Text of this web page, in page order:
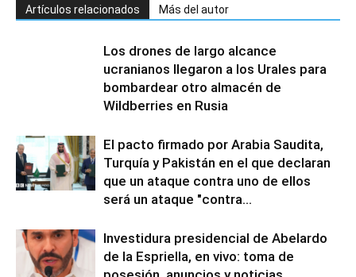
Artículos relacionados Más del autor
Los drones de largo alcance
ucranianos llegaron a los Urales para
bombardear otro almacén de
Wildberries en Rusia
El pacto firmado por Arabia Saudita,
Turquía y Pakistán en el que declaran
que un ataque contra uno de ellos
será un ataque "contra...
Investidura presidencial de Abelardo
de la Espriella, en vivo: toma de